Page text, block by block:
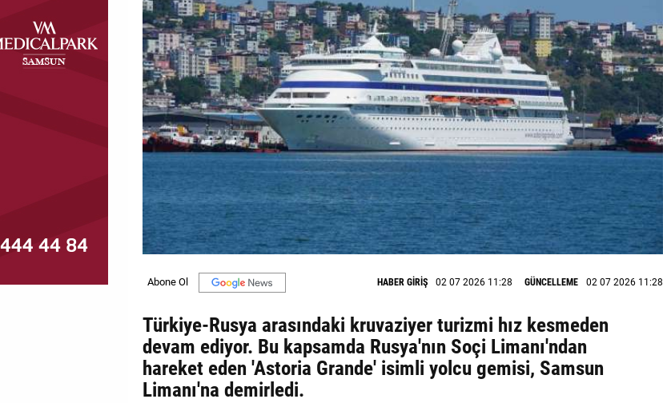
DÜNYA
MAGAZİN
Künye
İletişim
HABER GİRİŞ 02 07 2026 11:28 GÜNCELLEME 02 07 2026 11:28
Türkiye-Rusya arasındaki kruvaziyer turizmi hız kesmeden
devam ediyor. Bu kapsamda Rusya'nın Soçi Limanı'ndan
hareket eden 'Astoria Grande' isimli yolcu gemisi, Samsun
Limanı'na demirledi.